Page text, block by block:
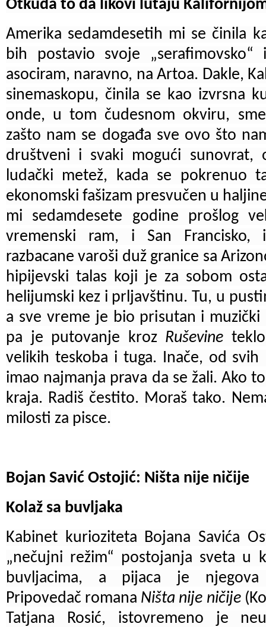
Otkuda to da likovi lutaju
Amerika sedamdesetih mi se činila
bih postavio svoje „serafimovsko“
asociram, naravno, na Artoa. Dakle,
sinemaskopu, činila se kao izvrsna
onde, u tom čudesnom okviru,
zašto nam se događa sve ovo što
društveni i svaki mogući sunovrat,
ludački metež, kada se pokrenuo
ekonomski fašizam presvučen u
mi sedamdesete godine prošlog
vremenski ram, i San
razbacane varoši duž granice sa
hipijevski talas koji je za sobom
helijumski kez i prljavštinu. Tu, u
a sve vreme je bio prisutan i
pa je putovanje kroz Ruševine
velikih teskoba i tuga. Inače, od
imao najmanja prava da se žali. Ako
kraja. Radiš čestito. Moraš tako.
milosti za pisce.
Bojan Savić Ostojić: Ništa nije ničije
Kolaž sa buvljaka
Kabinet kurioziteta Bojana Savića
„nečujni režim“ postojanja sveta u
buvljacima, a pijaca je njegova
Pripovedač romana Ništa nije ničije
Tatjana Rosić, istovremeno je